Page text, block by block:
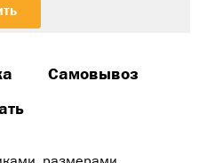
Самовывоз